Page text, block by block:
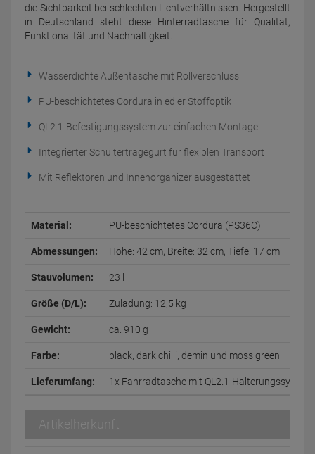
die Sichtbarkeit bei schlechten Lichtverhältnissen. Hergestellt
in Deutschland steht diese Hinterradtasche für Qualität,
Funktionalität und Nachhaltigkeit.
Wasserdichte Außentasche mit Rollverschluss
PU-beschichtetes Cordura in edler Stoffoptik
QL2.1-Befestigungssystem zur einfachen Montage
Integrierter Schultertragegurt für flexiblen Transport
Mit Reflektoren und Innenorganizer ausgestattet
Material: PU-beschichtetes Cordura (PS36C)
Abmessungen: Höhe: 42 cm, Breite: 32 cm, Tiefe: 17 cm
Stauvolumen: 23 l
Größe (D/L): Zuladung: 12,5 kg
Gewicht: ca. 910 g
Farbe: black, dark chilli, demin und moss green
Lieferumfang: 1x Fahrradtasche mit QL2.1-
Artikelherkunft